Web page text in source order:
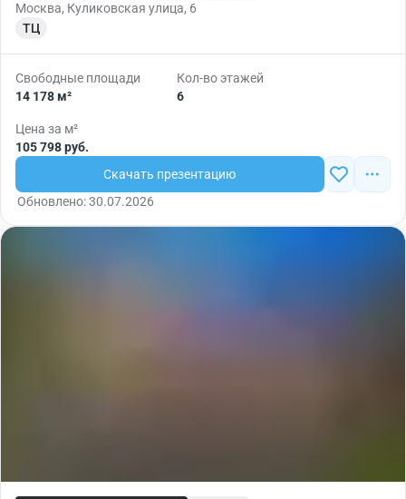
Москва, Куликовская улица, 6
ТЦ
Свободные площади
14 178 м²
Кол-во этажей
6
Цена за м²
105 798 руб.
Скачать презентацию
Обновлено: 30.07.2026